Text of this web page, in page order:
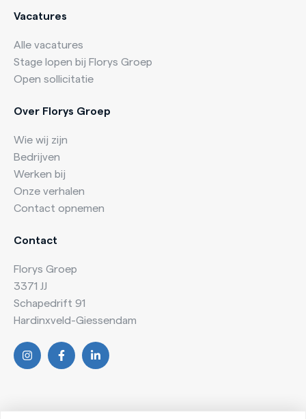
Vacatures
Alle vacatures
Stage lopen bij Florys Groep
Open sollicitatie
Over Florys Groep
Wie wij zijn
Bedrijven
Werken bij
Onze verhalen
Contact opnemen
Contact
Florys Groep
3371 JJ
Schapedrift 91
Hardinxveld-Giessendam